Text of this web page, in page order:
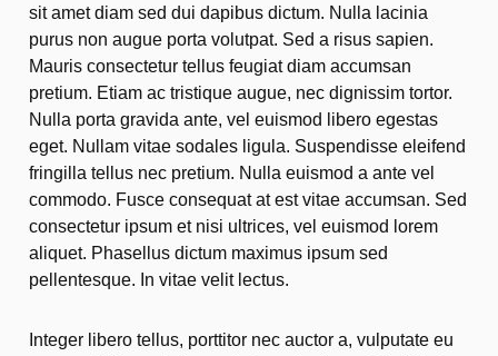
sit amet diam sed dui dapibus dictum. Nulla lacinia
purus non augue porta volutpat. Sed a risus sapien.
Mauris consectetur tellus feugiat diam accumsan
pretium. Etiam ac tristique augue, nec dignissim tortor.
Nulla porta gravida ante, vel euismod libero egestas
eget. Nullam vitae sodales ligula. Suspendisse eleifend
fringilla tellus nec pretium. Nulla euismod a ante vel
commodo. Fusce consequat at est vitae accumsan. Sed
consectetur ipsum et nisi ultrices, vel euismod lorem
aliquet. Phasellus dictum maximus ipsum sed
pellentesque. In vitae velit lectus.
Integer libero tellus, porttitor nec auctor a, vulputate eu